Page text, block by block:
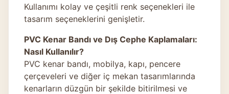
Kullanımı kolay ve çeşitli renk seçenekleri ile
tasarım seçeneklerini genişletir.
PVC Kenar Bandı ve Dış Cephe Kaplamaları:
Nasıl Kullanılır?
PVC kenar bandı, mobilya, kapı, pencere
çerçeveleri ve diğer iç mekan tasarımlarında
kenarların düzgün bir şekilde bitirilmesi ve